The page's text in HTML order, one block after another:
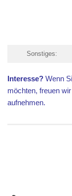
Sonstiges:
Interesse? Wenn
möchten, freuen
aufnehmen.